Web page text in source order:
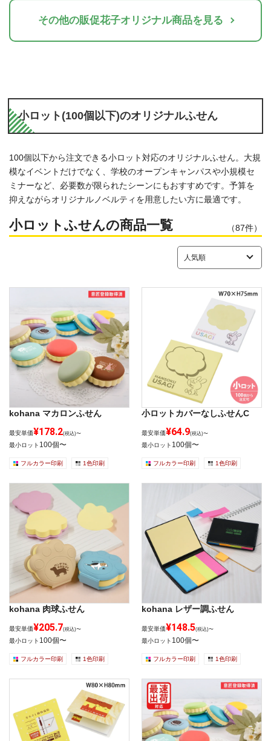
その他の販促花子オリジナル商品を見る
小ロット(100個以下)のオリジナルふせん
100個以下から注文できる小ロット対応のオリジナルふせん。大規
模なイベントだけでなく、学校のオープンキャンパスや小規模セ
ミナーなど、必要数が限られたシーンにもおすすめです。予算を
抑えながらオリジナルノベルティを用意したい方に最適です。
小ロットふせんの商品一覧 （87件）
kohana マカロンふせん
最安単価¥178.2(税込)〜
最小ロット 100個〜
フルカラー印刷 1色印刷
小ロットカバーなしふせんC
最安単価¥64.9(税込)〜
最小ロット 100個〜
フルカラー印刷 1色印刷
kohana 肉球ふせん
最安単価¥205.7(税込)〜
最小ロット 100個〜
フルカラー印刷 1色印刷
kohana レザー調ふせん
最安単価¥148.5(税込)〜
最小ロット 100個〜
フルカラー印刷 1色印刷